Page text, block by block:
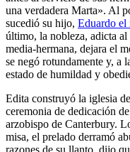
una verdadera Marta». Al
sucedió su hijo, Eduardo el
último, la nobleza, adicta
media-hermana, dejara el
se negó rotundamente y, a
estado de humildad y
Edita construyó la iglesia
ceremonia de dedicación
arzobispo de Canterbury.
misa, el prelado derramó
razones de su llanto, dijo